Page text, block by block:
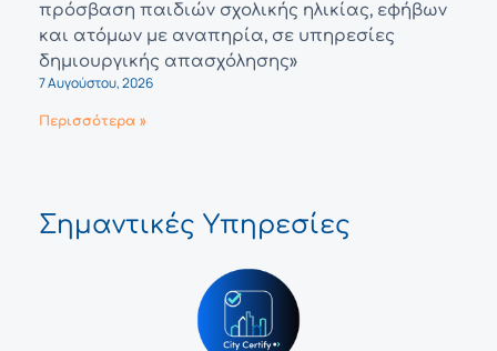
πρόσβαση παιδιών σχολικής ηλικίας, εφήβων
και ατόμων με αναπηρία, σε υπηρεσίες
δημιουργικής απασχόλησης»
7 Αυγούστου, 2026
Περισσότερα »
Σημαντικές Υπηρεσίες